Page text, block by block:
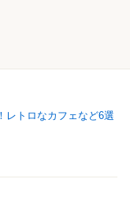
レトロなカフェなど6選